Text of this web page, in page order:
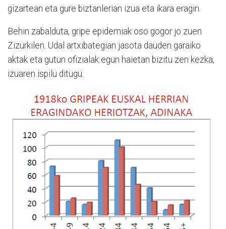
gizartean eta gure biztanlerian izua eta ikara eragin.
Behin zabalduta, gripe epidemiak oso gogor jo zuen
Zizurkilen. Udal artxibategian jasota dauden garaiko
aktak eta gutun ofizialak egun haietan bizitu zen kezka,
izuaren ispilu ditugu.